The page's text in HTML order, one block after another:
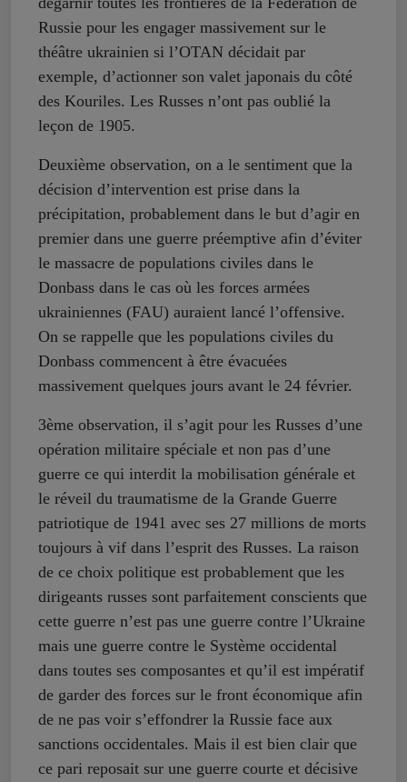
Russie pour les engager massivement sur le
théâtre ukrainien si l’OTAN décidait par
exemple, d’actionner son valet japonais du côté
des Kouriles. Les Russes n’ont pas oublié la
leçon de 1905.
Deuxième observation, on a le sentiment que la
décision d’intervention est prise dans la
précipitation, probablement dans le but d’agir en
premier dans une guerre préemptive afin d’éviter
le massacre de populations civiles dans le
Donbass dans le cas où les forces armées
ukrainiennes (FAU) auraient lancé l’offensive.
On se rappelle que les populations civiles du
Donbass commencent à être évacuées
massivement quelques jours avant le 24 février.
3ème observation, il s’agit pour les Russes d’une
opération militaire spéciale et non pas d’une
guerre ce qui interdit la mobilisation générale et
le réveil du traumatisme de la Grande Guerre
patriotique de 1941 avec ses 27 millions de morts
toujours à vif dans l’esprit des Russes. La raison
de ce choix politique est probablement que les
dirigeants russes sont parfaitement conscients que
cette guerre n’est pas une guerre contre l’Ukraine
mais une guerre contre le Système occidental
dans toutes ses composantes et qu’il est impératif
de garder des forces sur le front économique afin
de ne pas voir s’effondrer la Russie face aux
sanctions occidentales. Mais il est bien clair que
ce pari reposait sur une guerre courte et décisive